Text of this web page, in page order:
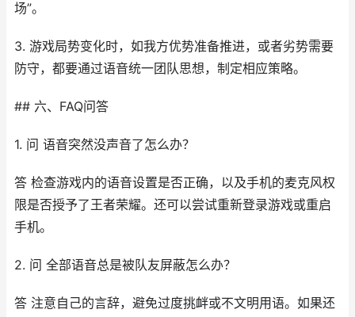
场”。
3. 游戏局势变化时，如我方优势准备推进，或者劣势需要
防守，都要通过语音统一团队思想，制定相应策略。
## 六、FAQ问答
1. 问 语音突然没声音了怎么办？
答 检查游戏内的语音设置是否正确，以及手机的麦克风权
限是否授予了王者荣耀。还可以尝试重新登录游戏或重启
手机。
2. 问 全部语音总是被队友屏蔽怎么办？
答 注意自己的言辞，避免过度挑衅或不文明用语。如果还